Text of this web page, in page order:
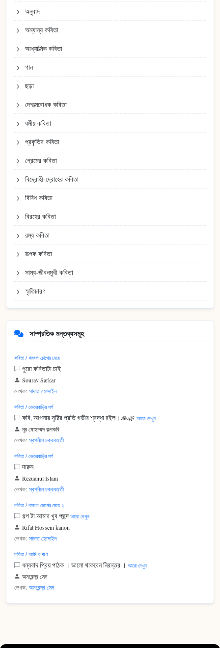
অনুবাদ
অন্যান্য কবিতা
আধ্যাত্মিক কবিতা
গান
ছড়া
দেশাত্মবোধক কবিতা
ধর্মীয় কবিতা
প্রকৃতির কবিতা
প্রেমের কবিতা
বিদ্রোহী-দ্রোহের কবিতা
বিবিধ কবিতা
বিরহের কবিতা
রম্য কবিতা
রূপক কবিতা
সাম্য-জীবনমুখী কবিতা
স্মৃতিচারণ
সাম্প্রতিক মন্তব্যসমূহ
কবিতা / কাজল চোখের মেয়ে
পুরো কবিতাটা চাই
Sourav Sarkar
লেখক: সাদাত হোসাইন
কবিতা / ভেতরবাড়ির মর্গ
কবি, আপনার সৃষ্টির প্রতি গভীর শ্রদ্ধা রইল। 🙏🌿 আরো দেখুন
নূর মোহাম্মদ কল্পকবি
লেখক: স্বপ্নীল চক্রবর্ত্তী
কবিতা / ভেতরবাড়ির মর্গ
দারুন
Rezuanul Islam
লেখক: স্বপ্নীল চক্রবর্ত্তী
কবিতা / কাজল চোখের মেয়ে ২
গল্প টা আমার খুব পছন্দ আরো দেখুন
Rifat Hossein kanon
লেখক: সাদাত হোসাইন
কবিতা / আমি-র ঋণ
ধন্যবাদ প্রিয় পাঠক । ভালো থাকবেন নিরন্তর । আরো দেখুন
অমরেন্দ্র সেন
লেখক: অমরেন্দ্র সেন